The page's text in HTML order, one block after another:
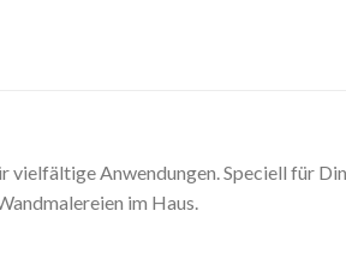
Anwendungen. Speciell für
im Haus.